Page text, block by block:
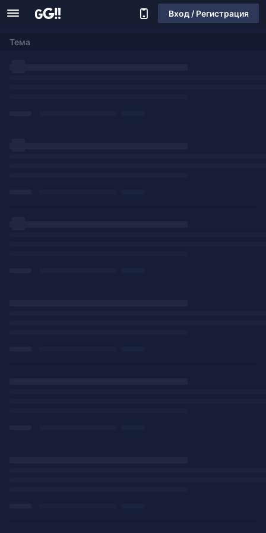
Вход / Регистрация
Тема